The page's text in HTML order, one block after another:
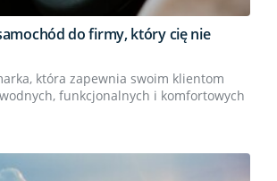
do firmy, który cię nie
która zapewnia swoim klientom
funkcjonalnych i komfortowych